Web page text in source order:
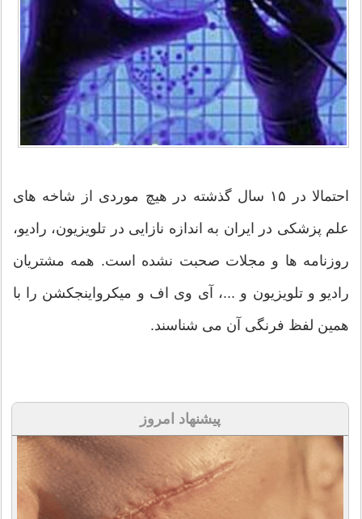
احتمالا در ۱۵ سال گذشته در هیچ موردی از شاخه های
علم پزشكی در ایران به اندازه نازایی در تلویزیون، رادیو،
روزنامه ها و مجلات صحبت نشده است. همه مشتریان
رادیو و تلویزیون و ...، آی وی اف و میكرواینجكشن را با
همین لفظ فرنگی آن می شناسند.
پیشنهاد امروز